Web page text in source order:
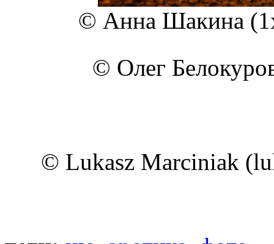
© Анна Шакина
© Олег
© Lukasz Marciniak